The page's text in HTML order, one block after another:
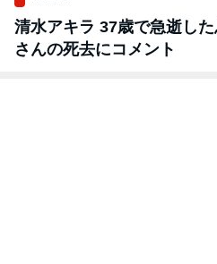
清水アキラ 37歳で急逝し
さんの死去にコメント